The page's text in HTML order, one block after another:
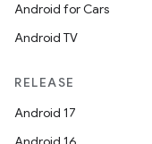
Android for Cars
Android TV
RELEASE
Android 17